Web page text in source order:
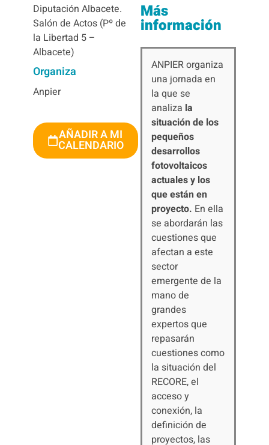
Diputación Albacete.
Salón de Actos (Pº de
la Libertad 5 –
Albacete)
Organiza
Anpier
AÑADIR A MI
CALENDARIO
Más
información
ANPIER organiza
una jornada en
la que se
analiza la
situación de los
pequeños
desarrollos
fotovoltaicos
actuales y los
que están en
proyecto. En ella
se abordarán las
cuestiones que
afectan a este
sector
emergente de la
mano de
grandes
expertos que
repasarán
cuestiones como
la situación del
RECORE, el
acceso y
conexión, la
definición de
proyectos, las